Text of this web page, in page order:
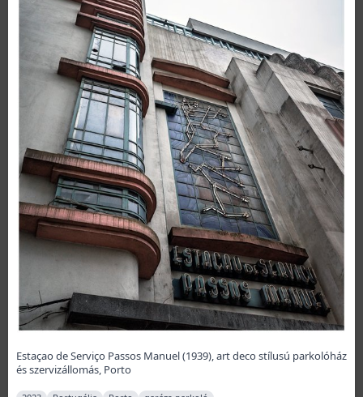
Estaçao de Serviço Passos Manuel (1939), art deco stílusú parkolóház
és szervizállomás, Porto